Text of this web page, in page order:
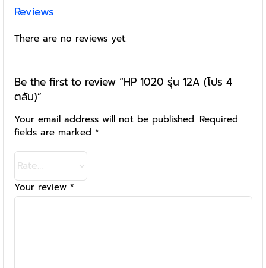
Reviews
There are no reviews yet.
Be the first to review “HP 1020 รุ่น 12A (โปร 4
ตลับ)”
Your email address will not be published. Required
fields are marked *
Your review *